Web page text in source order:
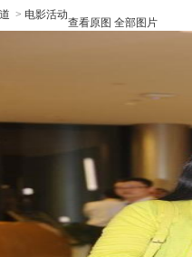
> 电影活动
查看原图 全部图片